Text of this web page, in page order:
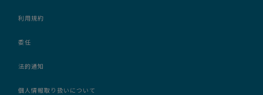
利用規約
委任
法的通知
個人情報取り扱いについて